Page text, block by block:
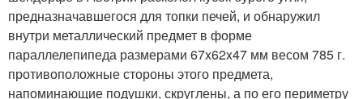
предназначавшегося для топки печей, и обнаружил
внутри металлический предмет в форме
параллелепипеда размерами 67x62x47 мм весом 785 г.
противоположные стороны этого предмета,
напоминающие подушки, скруглены, а по его периметру